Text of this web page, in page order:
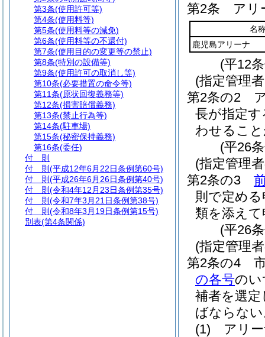
第2条
アリ
名
鹿児島アリーナ
(平12
(指定管理
第2条の2
長が指定
わせるこ
(平26
(指定管理
第2条の3
則で定め
類を添え
(平26
(指定管理
第2条の4
の各号のい
補者を選
ばならな
(1)
アリ
第3条(使用許可等)
第4条(使用料等)
第5条(使用料等の減免)
第6条(使用料等の不還付)
第7条(使用目的の変更等の禁止)
第8条(特別の設備等)
第9条(使用許可の取消し等)
第10条(必要措置の命令等)
第11条(原状回復義務等)
第12条(損害賠償義務)
第13条(禁止行為等)
第14条(駐車場)
第15条(秘密保持義務)
第16条(委任)
付 則
付 則 (平成12年6月22日条例第60号)
付 則 (平成26年6月26日条例第40号)
付 則 (令和4年12月23日条例第35号)
付 則 (令和7年3月21日条例第38号)
付 則 (令和8年3月19日条例第15号)
別表(第4条関係)